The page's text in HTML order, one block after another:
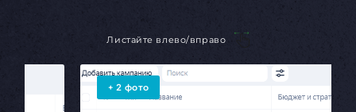
Листайте влево/вправо
+ 2 фото